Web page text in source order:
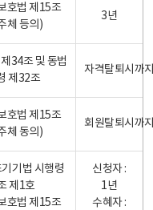
호법 제15조
체 등의)
3년
34조 및 동법
제32조
자격탈퇴시까
호법 제15조
체 동의)
회원탈퇴시까
기법 시행령
제1호
호법 제15조
신청자 :
1년
수혜자 :